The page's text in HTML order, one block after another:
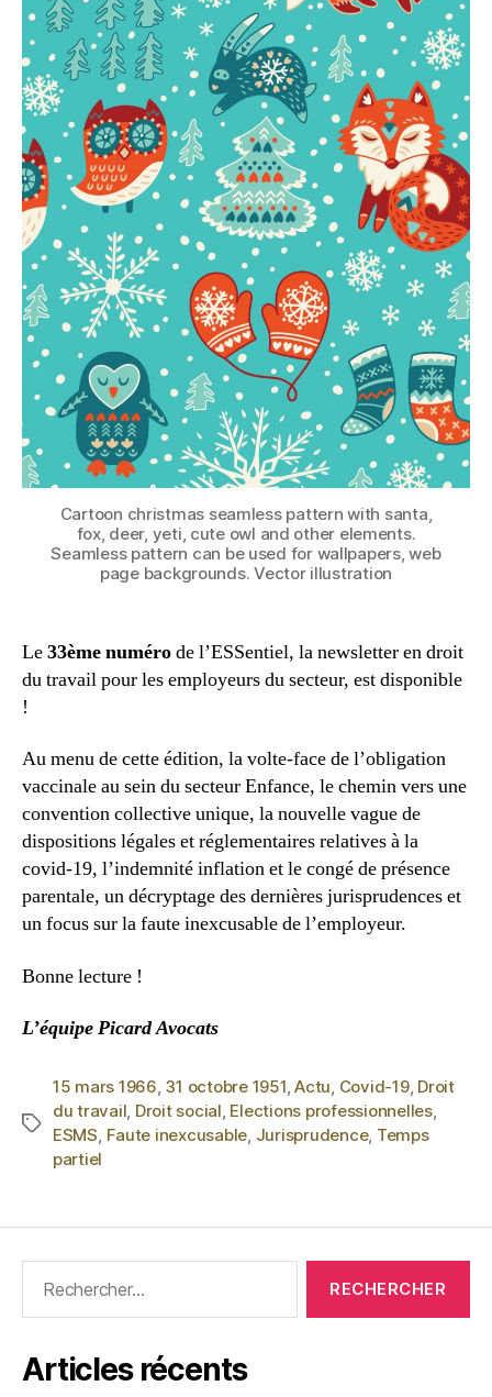
Cartoon christmas seamless pattern with santa,
fox, deer, yeti, cute owl and other elements.
Seamless pattern can be used for wallpapers, web
page backgrounds. Vector illustration
Le33ème numérode l’ESSentiel, la newsletter en droit
du travail pour les employeurs du secteur, est disponible
!
Au menu de cette édition, la volte-face de l’obligation
vaccinale au sein du secteur Enfance, le chemin vers une
convention collective unique, la nouvelle vague de
dispositions légales et réglementaires relatives à la
covid-19, l’indemnité inflation et le congé de présence
parentale, un décryptage des dernières jurisprudences et
un focus sur la faute inexcusable de l’employeur.
Bonne lecture !
L’équipe Picard Avocats
15 mars 1966, 31 octobre 1951,Actu, Covid-19, Droit
du travail, Droit social, Elections professionnelles,
ESMS, Faute inexcusable, Jurisprudence, Temps
partiel
Articles récents